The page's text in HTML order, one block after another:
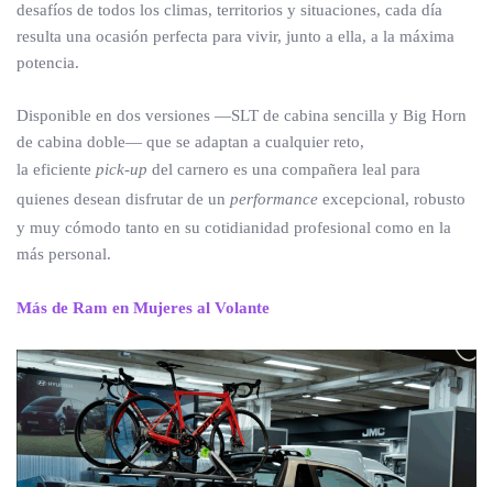
desafíos de todos los climas, territorios y situaciones, cada día
resulta una ocasión perfecta para vivir, junto a ella, a la máxima
potencia.
Disponible en dos versiones —SLT de cabina sencilla y Big Horn
de cabina doble— que se adaptan a cualquier reto,
la eficiente pick-up del carnero es una compañera leal para
quienes desean disfrutar de un performance excepcional, robusto
y muy cómodo tanto en su cotidianidad profesional como en la
más personal.
Más de Ram en Mujeres al Volante